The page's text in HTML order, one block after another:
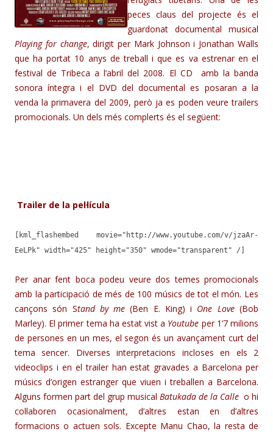
peces claus del projecte és el
guardonat documental musical
Playing for change, dirigit per Mark Johnson i Jonathan Walls
que ha portat 10 anys de treball i que es va estrenar en el
festival de Tribeca a l’abril del 2008. El CD amb la banda
sonora íntegra i el DVD del documental es posaran a la
venda la primavera del 2009, però ja es poden veure trailers
promocionals. Un dels més complerts és el següent:
Trailer de la pel·lícula
[kml_flashembed movie="http://www.youtube.com/v/jzaAr-
EeLPk" width="425" height="350" wmode="transparent" /]
Per anar fent boca podeu veure dos temes promocionals
amb la participació de més de 100 músics de tot el món. Les
cançons són Stand by me(Ben E. King) i One Love(Bob
Marley). El primer tema ha estat vist a Youtube per 1’7 milions
de persones en un mes, el segon és un avançament curt del
tema sencer. Diverses interpretacions incloses en els 2
videoclips i en el trailer han estat gravades a Barcelona per
músics d’origen estranger que viuen i treballen a Barcelona.
Alguns formen part del grup musical Batukada de la Calle o hi
col·laboren ocasionalment, d’altres estan en d’altres
formacions o actuen sols. Excepte Manu Chao, la resta de